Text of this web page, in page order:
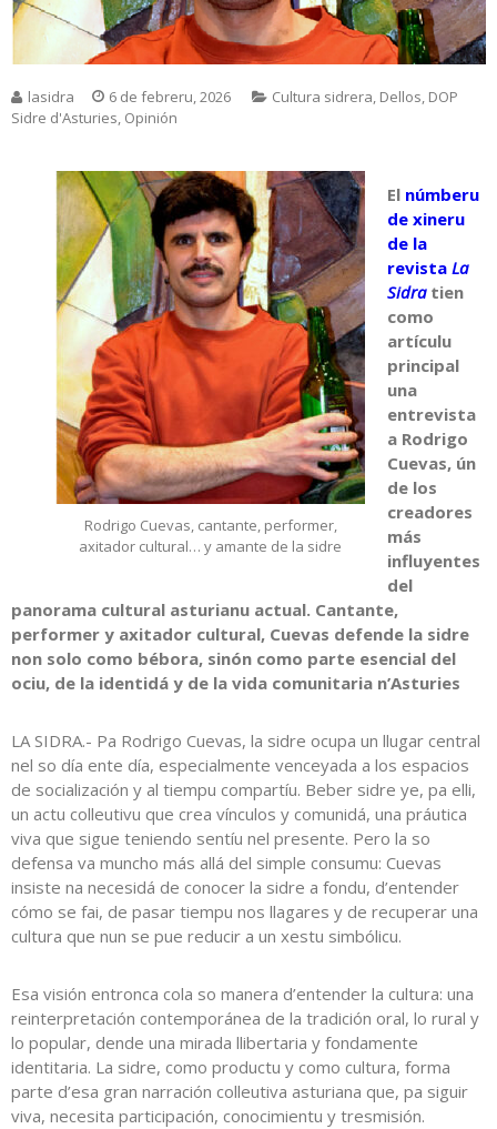
lasidra 6 de febreru, 2026 Cultura sidrera, Dellos, DOP
Sidre d'Asturies, Opinión
Rodrigo Cuevas, cantante, performer,
axitador cultural… y amante de la sidre
El númberu
de xineru
de la
revista La
Sidratien
como
artículu
principal
una
entrevista
a Rodrigo
Cuevas, ún
de los
creadores
más
influyentes
del
panorama cultural asturianu actual. Cantante,
performer y axitador cultural, Cuevas defende la sidre
non solo como bébora, sinón como parte esencial del
ociu, de la identidá y de la vida comunitaria n’Asturies
LA SIDRA.- Pa Rodrigo Cuevas, la sidre ocupa un llugar central
nel so día ente día, especialmente venceyada a los espacios
de socialización y al tiempu compartíu. Beber sidre ye, pa elli,
un actu colleutivu que crea vínculos y comunidá, una práutica
viva que sigue teniendo sentíu nel presente. Pero la so
defensa va muncho más allá del simple consumu: Cuevas
insiste na necesidá de conocer la sidre a fondu, d’entender
cómo se fai, de pasar tiempu nos llagares y de recuperar una
cultura que nun se pue reducir a un xestu simbólicu.
Esa visión entronca cola so manera d’entender la cultura: una
reinterpretación contemporánea de la tradición oral, lo rural y
lo popular, dende una mirada llibertaria y fondamente
identitaria. La sidre, como productu y como cultura, forma
parte d’esa gran narración colleutiva asturiana que, pa siguir
viva, necesita participación, conocimientu y tresmisión.